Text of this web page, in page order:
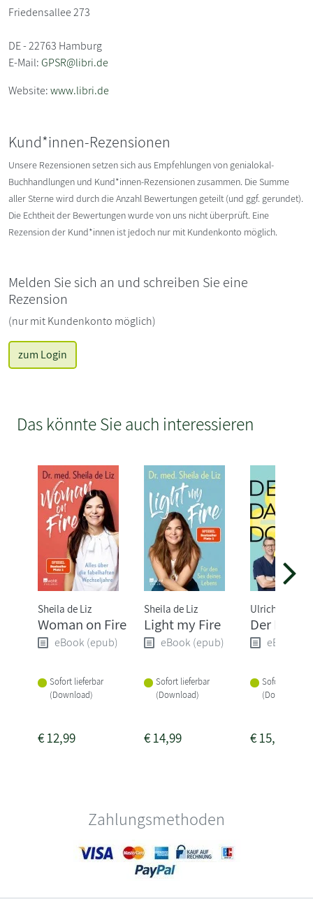
Friedensallee 273
DE - 22763 Hamburg
E-Mail:GPSR@libri.de
Website:www.libri.de
Kund*innen-Rezensionen
Unsere Rezensionen setzen sich aus Empfehlungen von genialokal-
Buchhandlungen und Kund*innen-Rezensionen zusammen. Die Summe
aller Sterne wird durch die Anzahl Bewertungen geteilt (und ggf. gerundet).
Die Echtheit der Bewertungen wurde von uns nicht überprüft. Eine
Rezension der Kund*innen ist jedoch nur mit Kundenkonto möglich.
Melden Sie sich an und schreiben Sie eine
Rezension
(nur mit Kundenkonto möglich)
zum Login
Das könnte Sie auch interessieren
Sheila de Liz
Woman on Fire
eBook (epub)
Sofort lieferbar
(Download)
€12,99
Sheila de Liz
Light my Fire
eBook (epub)
Sofort lieferbar
(Download)
€14,99
Ulrich Selz
Der
eBook
Sofort
(Download)
€15,99
Zahlungsmethoden